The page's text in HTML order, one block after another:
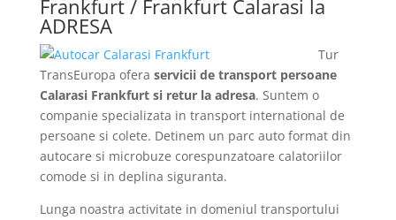
Frankfurt / Frankfurt Calarasi la
ADRESA
Tur
TransEuropa ofera servicii de transport persoane
Calarasi Frankfurt si retur la adresa. Suntem o
companie specializata in transport international de
persoane si colete. Detinem un parc auto format din
autocare si microbuze corespunzatoare calatoriilor
comode si in deplina siguranta.
Lunga noastra activitate in domeniul transportului